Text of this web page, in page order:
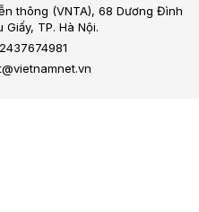
thông (VNTA), 68 Dương Đình
TP. Hà Nội.